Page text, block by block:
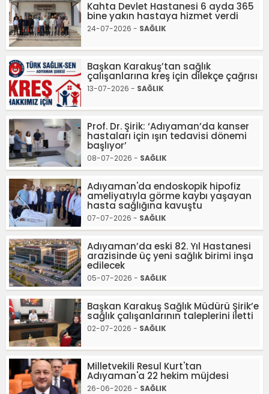
Kahta Devlet Hastanesi 6 ayda 365
bine yakın hastaya hizmet verdi
24-07-2026 - SAĞLIK
Başkan Karakuş’tan sağlık
çalışanlarına kreş için dilekçe çağrısı
13-07-2026 - SAĞLIK
Prof. Dr. Şirik: ‘Adıyaman’da kanser
hastaları için ışın tedavisi dönemi
başlıyor’
08-07-2026 - SAĞLIK
Adıyaman'da endoskopik hipofiz
ameliyatıyla görme kaybı yaşayan
hasta sağlığına kavuştu
07-07-2026 - SAĞLIK
Adıyaman’da eski 82. Yıl Hastanesi
arazisinde üç yeni sağlık birimi inşa
edilecek
05-07-2026 - SAĞLIK
Başkan Karakuş Sağlık Müdürü Şirik’e
sağlık çalışanlarının taleplerini iletti
02-07-2026 - SAĞLIK
Milletvekili Resul Kurt'tan
Adıyaman'a 22 hekim müjdesi
26-06-2026 - SAĞLIK